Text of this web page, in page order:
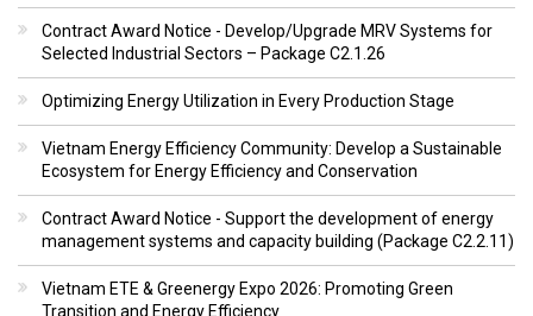
Contract Award Notice - Develop/Upgrade MRV Systems for
Selected Industrial Sectors – Package C2.1.26
Optimizing Energy Utilization in Every Production Stage
Vietnam Energy Efficiency Community: Develop a Sustainable
Ecosystem for Energy Efficiency and Conservation
Contract Award Notice - Support the development of energy
management systems and capacity building (Package C2.2.11)
Vietnam ETE & Greenergy Expo 2026: Promoting Green
Transition and Energy Efficiency